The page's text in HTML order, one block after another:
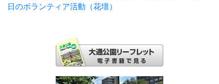
日のボランティア活動（花壇）